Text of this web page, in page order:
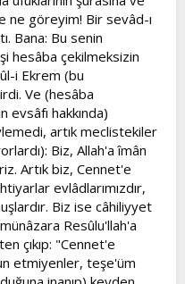
ne göreyim! Bir sevâd-ı
Bana: Bu senin
hesâba çekilmeksizin
i Ekrem (bu
Ve (hesâba
hakkında)
artık meclistekiler
Biz, Allah'a îmân
Artık biz, Cennet'e
evlâdlarımızdır,
Biz ise câhiliyyet
Resûlu'llah'a
çıkıp: "Cennet'e
etmiyenler, teşe'üm